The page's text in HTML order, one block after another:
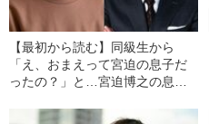
【最初から読む】同級生から
「え、おまえって宮迫の息子だ
ったの？」と…宮迫博之の息子
騒動と身バレした瞬間